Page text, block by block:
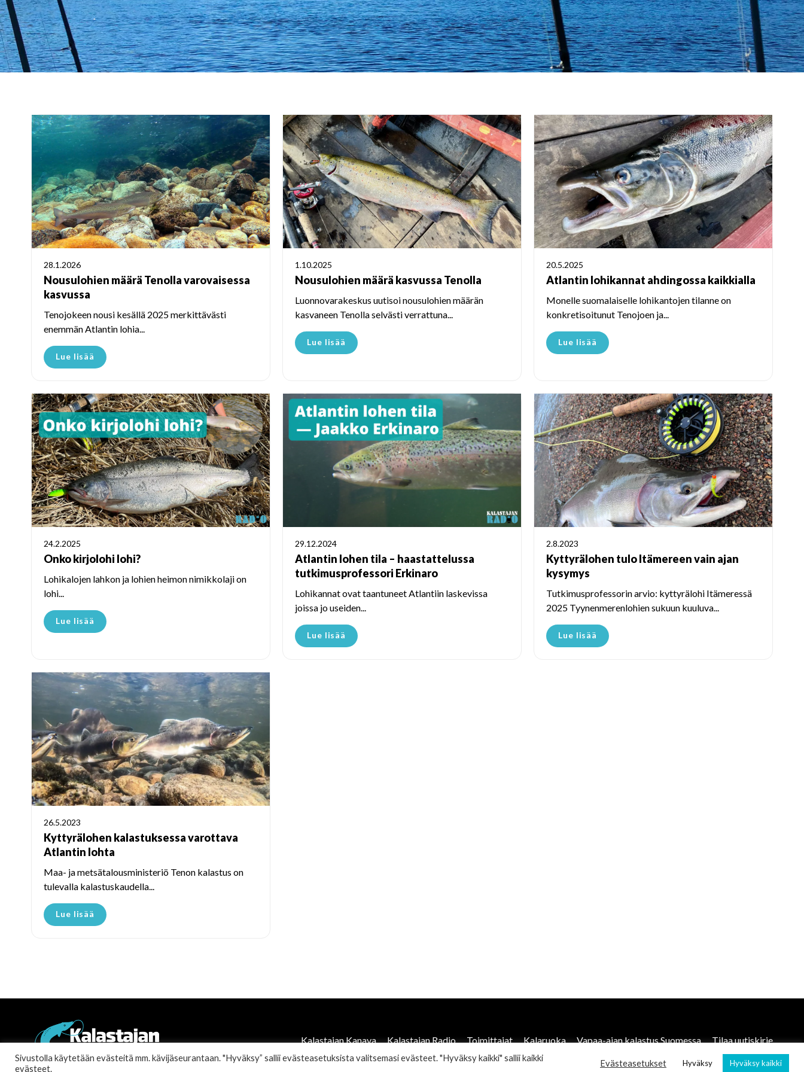
28.1.2026
Nousulohien määrä Tenolla varovaisessa
kasvussa
Tenojokeen nousi kesällä 2025 merkittävästi
enemmän Atlantin lohia...
Lue lisää
1.10.2025
Nousulohien määrä kasvussa Tenolla
Luonnovarakeskus uutisoi nousulohien määrän
kasvaneen Tenolla selvästi verrattuna...
Lue lisää
20.5.2025
Atlantin lohikannat ahdingossa kaikkialla
Monelle suomalaiselle lohikantojen tilanne on
konkretisoitunut Tenojoen ja...
Lue lisää
24.2.2025
Onko kirjolohi lohi?
Lohikalojen lahkon ja lohien heimon nimikkolaji on
lohi...
Lue lisää
29.12.2024
Atlantin lohen tila – haastattelussa
tutkimusprofessori Erkinaro
Lohikannat ovat taantuneet Atlantiin laskevissa
joissa jo useiden...
Lue lisää
2.8.2023
Kyttyrälohen tulo Itämereen vain ajan
kysymys
Tutkimusprofessorin arvio: kyttyrälohi Itämeressä
2025 Tyynenmerenlohien sukuun kuuluva...
Lue lisää
26.5.2023
Kyttyrälohen kalastuksessa varottava
Atlantin lohta
Maa- ja metsätalousministeriö Tenon kalastus on
tulevalla kalastuskaudella...
Lue lisää
Kalastajan Kanava Kalastajan Radio Toimittajat Kalaruoka Vapaa-ajan kalastus Suomessa Tilaa uutiskirje
Sivustolla käytetään evästeitä mm. kävijäseurantaan. "Hyväksy” sallii evästeasetuksista valitsemasi evästeet. "Hyväksy kaikki" sallii kaikki
evästeet.
Evästeasetukset Hyväksy Hyväksy kaikki